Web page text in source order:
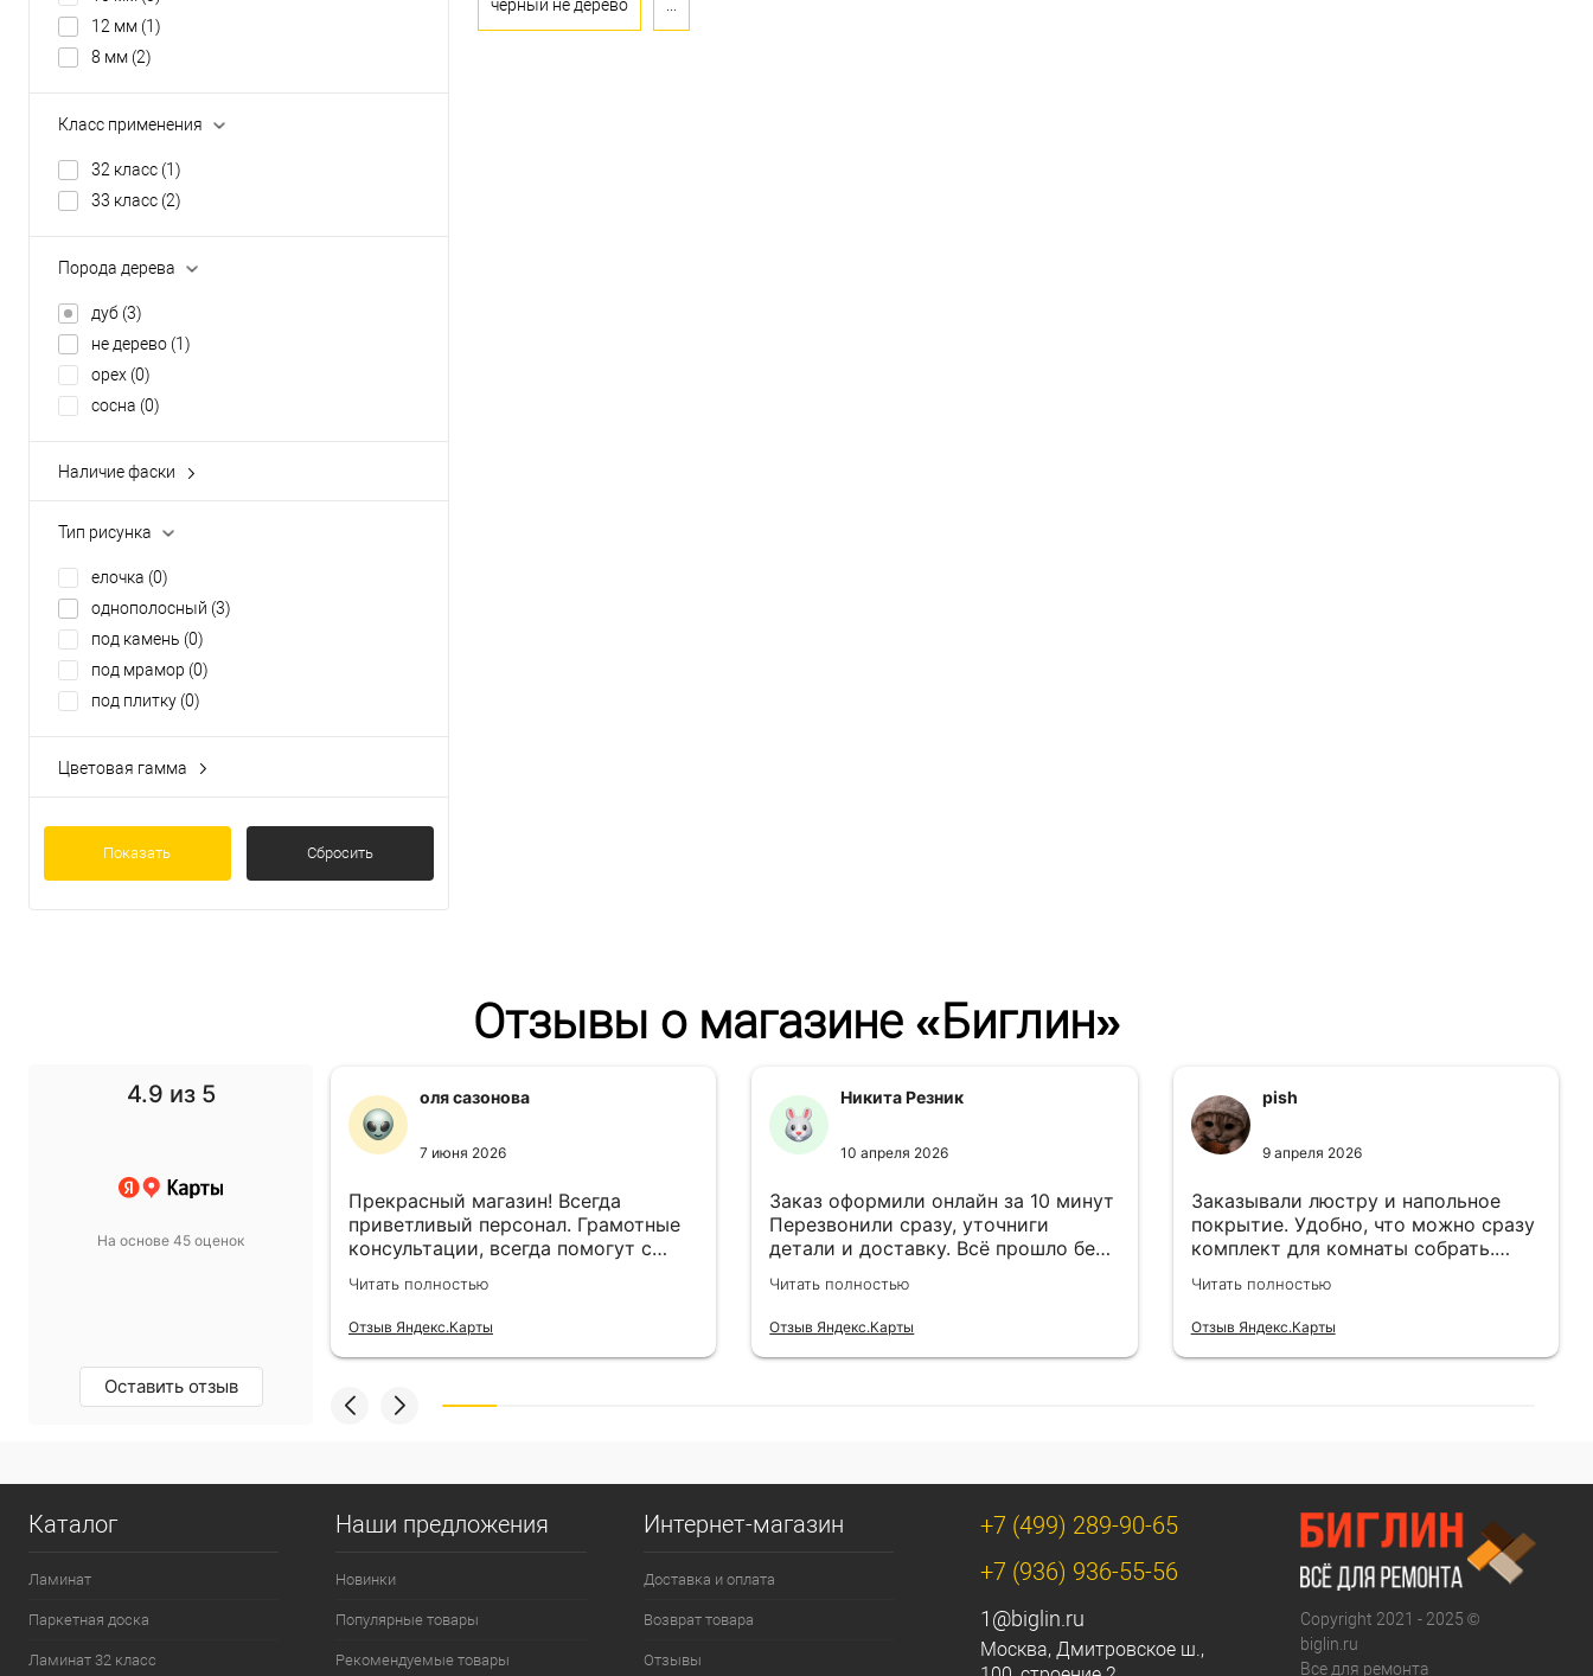
12 мм (1)
8 мм (2)
Класс применения
32 класс (1)
33 класс (2)
Порода дерева
дуб (3)
не дерево (1)
орех (0)
сосна (0)
Наличие фаски
без фаски(0)
с 4-х сторон
Тип рисунка
елочка (0)
однополосный (3)
под камень (0)
под мрамор (0)
под плитку (0)
Цветовая гамма
Камень(0)
Мрамор(0)
дуб(3)
сосна(0)
Показать Сбросить
черный не дерево ...
Отзывы о магазине «Биглин»
4.9 из 5
На основе 45 оценок
Оставить отзыв
просто супер!
какой хотели.
оля сазонова
7 июня 2026
Прекрасный магазин! Всегда
приветливый персонал. Грамотные
консультации, всегда помогут с
выбором! Всё привезли в
назначенный день!
Читать полностью
Отзыв Яндекс.Карты
Никита Резник
10 апреля 2026
Заказ оформили онлайн за 10 минут
Перезвонили сразу, уточниги
детали и доставку. Всё прошло без
лишней суеты.
Читать полностью
Отзыв Яндекс.Карты
pish
9 апреля 2026
Заказывали люстру и напольное
покрытие. Удобно, что можно сразу
комплект для комнаты собрать.
Цены адекватные.
Читать полностью
Отзыв Яндекс.Карты
Каталог
Ламинат
Паркетная доска
Ламинат 32 класс
Наши предложения
Новинки
Популярные товары
Рекомендуемые товары
Интернет-магазин
Доставка и оплата
Возврат товара
Отзывы
+7 (499) 289-90-65
+7 (936) 936-55-56
1@biglin.ru
Москва, Дмитровское ш.,
Copyright 2021 - 2025 ©
biglin.ru
Все для ремонта